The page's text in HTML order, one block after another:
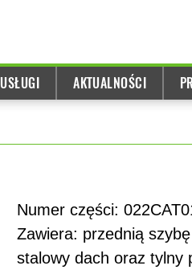
USŁUGI AKTUALNOŚCI
Numer części:
Zawiera: przednią
stalowy dach oraz tylny